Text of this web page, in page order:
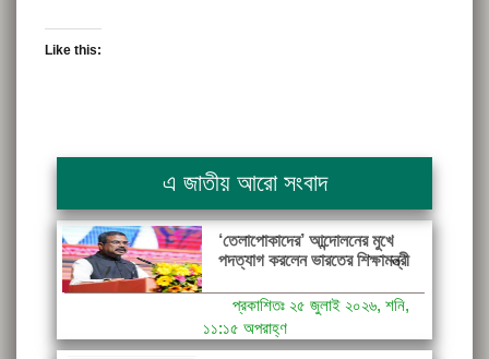
Like this:
এ জাতীয় আরো সংবাদ
‘তেলাপোকাদের’ আন্দোলনের মুখে
পদত্যাগ করলেন ভারতের শিক্ষামন্ত্রী
প্রকাশিতঃ ২৫ জুলাই ২০২৬, শনি,
১১:১৫ অপরাহ্ণ